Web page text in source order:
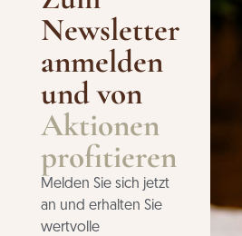
Newsletter
anmelden
und von
Aktionen
profitieren
Melden Sie sich jetzt
an und erhalten Sie
wertvolle